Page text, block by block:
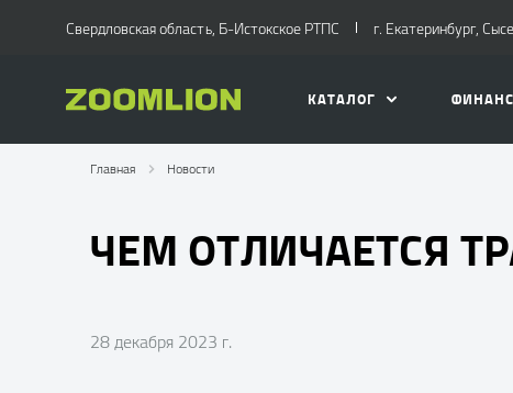
Свердловская область, Б-Истокское РТПС г. Екатеринбург,
КАТАЛОГ
Главная Новости
ЧЕМ ОТЛИЧАЕТСЯ
28 декабря 2023 г.